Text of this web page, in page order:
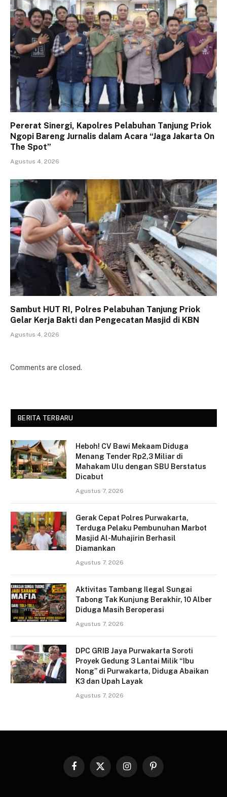
Pererat Sinergi, Kapolres Pelabuhan Tanjung Priok
Ngopi Bareng Jurnalis dalam Acara “Jaga Jakarta On
The Spot”
Agustus 4, 2026
Sambut HUT RI, Polres Pelabuhan Tanjung Priok
Gelar Kerja Bakti dan Pengecatan Masjid di KBN
Agustus 4, 2026
Comments are closed.
BERITA TERBARU
Heboh! CV Bawi Mekaam Diduga
Menang Tender Rp2,3 Miliar di
Mahakam Ulu dengan SBU Berstatus
Dicabut
Agustus 7, 2026
Gerak Cepat Polres Purwakarta,
Terduga Pelaku Pembunuhan Marbot
Masjid Al-Muhajirin Berhasil
Diamankan
Agustus 7, 2026
Aktivitas Tambang Ilegal Sungai
Tabong Tak Kunjung Berakhir, 10 Alber
Diduga Masih Beroperasi
Agustus 7, 2026
DPC GRIB Jaya Purwakarta Soroti
Proyek Gedung 3 Lantai Milik “Ibu
Nong” di Purwakarta, Diduga Abaikan
K3 dan Upah Layak
Agustus 7, 2026
Facebook
X
InstagramPinterest